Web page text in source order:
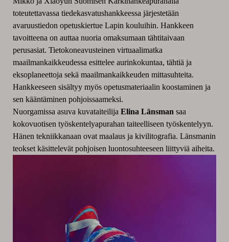
toteutettavassa tiedekasvatushankkeessa järjestetään
avaruustiedon opetuskiertue Lapin kouluihin. Hankkeen
tavoitteena on auttaa nuoria omaksumaan tähtitaivaan
perusasiat. Tietokoneavusteinen virtuaalimatka
maailmankaikkeudessa esittelee aurinkokuntaa, tähtiä ja
eksoplaneettoja sekä maailmankaikkeuden mittasuhteita.
Hankkeeseen sisältyy myös opetusmateriaalin koostaminen ja
sen kääntäminen pohjoissaameksi.
Nuorgamissa asuva kuvataiteilija Elina Länsman saa
kokovuotisen työskentelyapurahan taiteelliseen työskentelyyn.
Hänen tekniikkanaan ovat maalaus ja kivilitografia. Länsmanin
teokset käsittelevät pohjoisen luontosuhteeseen liittyviä aiheita.